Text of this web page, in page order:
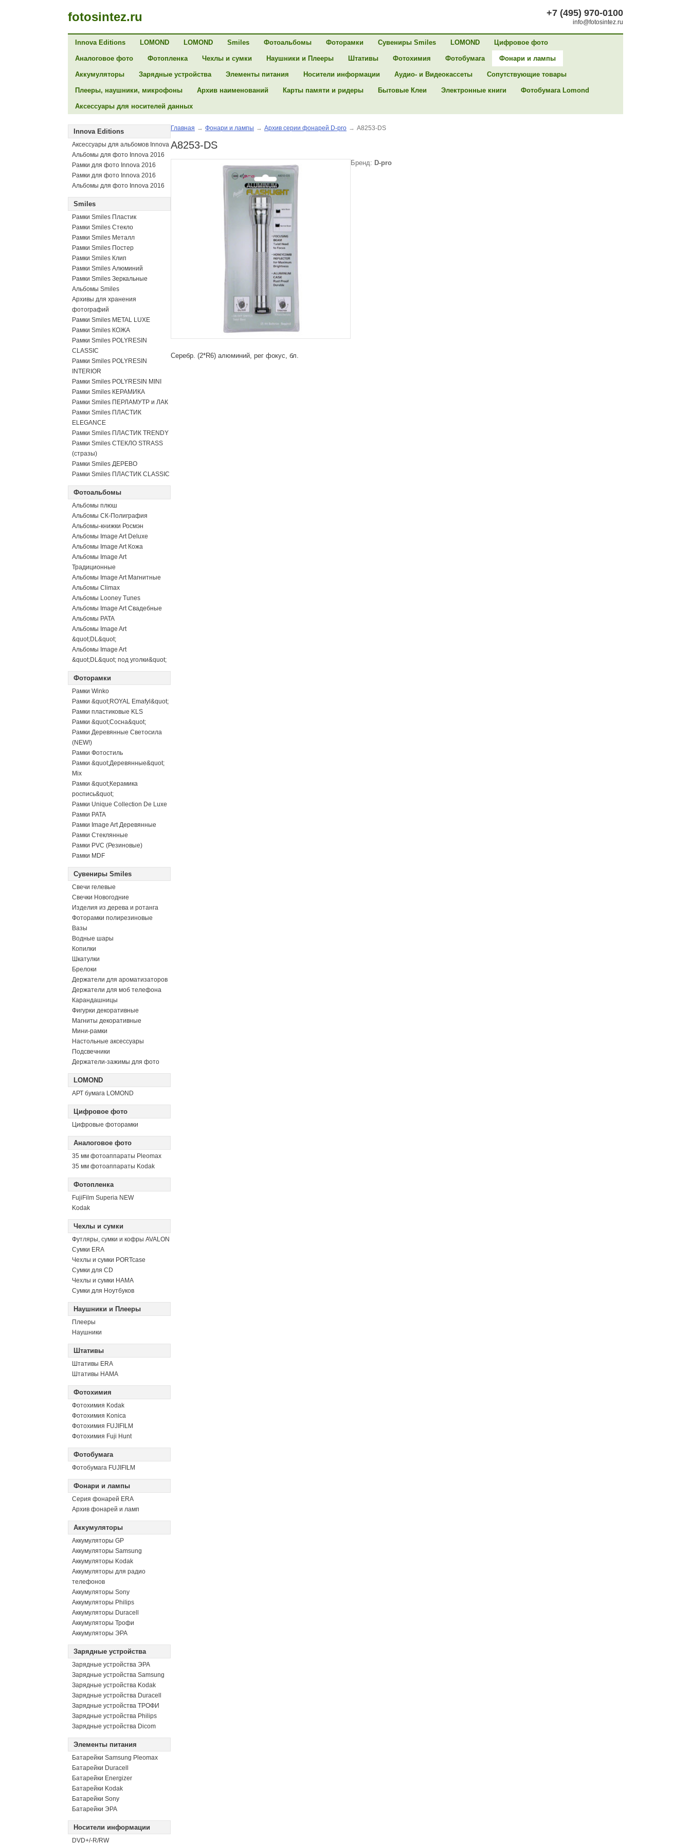
fotosintez.ru +7 (495) 970-0100
info@fotosintez.ru
Innova Editions LOMOND LOMOND Smiles Фотоальбомы Фоторамки Сувениры Smiles LOMOND Цифровое фото
Аналоговое фото Фотопленка Чехлы и сумки Наушники и Плееры Штативы Фотохимия Фотобумага Фонари и лампы
Аккумуляторы Зарядные устройства Элементы питания Носители информации Аудио- и Видеокассеты Сопутствующие товары
Плееры, наушники, микрофоны Архив наименований Карты памяти и ридеры Бытовые Клеи Электронные книги Фотобумага Lomond
Аксессуары для носителей данных
Innova Editions
Аксессуары для альбомов Innova
Альбомы для фото Innova 2016
Рамки для фото Innova 2016
Рамки для фото Innova 2016
Альбомы для фото Innova 2016
Smiles
Рамки Smiles Пластик
Рамки Smiles Стекло
Рамки Smiles Металл
Рамки Smiles Постер
Рамки Smiles Клип
Рамки Smiles Алюминий
Рамки Smiles Зеркальные
Альбомы Smiles
Архивы для хранения
фотографий
Рамки Smiles METAL LUXE
Рамки Smiles КОЖА
Рамки Smiles POLYRESIN
CLASSIC
Рамки Smiles POLYRESIN
INTERIOR
Рамки Smiles POLYRESIN MINI
Рамки Smiles КЕРАМИКА
Рамки Smiles ПЕРЛАМУТР и ЛАК
Рамки Smiles ПЛАСТИК
ELEGANCE
Рамки Smiles ПЛАСТИК TRENDY
Рамки Smiles СТЕКЛО STRASS
(стразы)
Рамки Smiles ДЕРЕВО
Рамки Smiles ПЛАСТИК CLASSIC
Фотоальбомы
Альбомы плюш
Альбомы СК-Полиграфия
Альбомы-книжки Росмэн
Альбомы Image Art Deluxe
Альбомы Image Art Кожа
Альбомы Image Art
Традиционные
Альбомы Image Art Магнитные
Альбомы Climax
Альбомы Looney Tunes
Альбомы Image Art Свадебные
Альбомы PATA
Альбомы Image Art
&quot;DL&quot;
Альбомы Image Art
&quot;DL&quot; под уголки&quot;
Фоторамки
Рамки Winko
Рамки &quot;ROYAL Emafyl&quot;
Рамки пластиковые KLS
Рамки &quot;Сосна&quot;
Рамки Деревянные Светосила
(NEW!)
Рамки Фотостиль
Рамки &quot;Деревянные&quot;
Mix
Рамки &quot;Керамика
роспись&quot;
Рамки Unique Collection De Luxe
Рамки PATA
Рамки Image Art Деревянные
Рамки Стеклянные
Рамки PVC (Резиновые)
Рамки MDF
Сувениры Smiles
Свечи гелевые
Свечки Новогодние
Изделия из дерева и ротанга
Фоторамки полирезиновые
Вазы
Водные шары
Копилки
Шкатулки
Брелоки
Держатели для ароматизаторов
Держатели для моб телефона
Карандашницы
Фигурки декоративные
Магниты декоративные
Мини-рамки
Настольные аксессуары
Подсвечники
Держатели-зажимы для фото
LOMOND
АРТ бумага LOMOND
Цифровое фото
Цифровые фоторамки
Аналоговое фото
35 мм фотоаппараты Pleomax
35 мм фотоаппараты Kodak
Фотопленка
FujiFilm Superia NEW
Kodak
Чехлы и сумки
Футляры, сумки и кофры AVALON
Сумки ERA
Чехлы и сумки PORTcase
Сумки для CD
Чехлы и сумки HAMA
Сумки для Ноутбуков
Наушники и Плееры
Плееры
Наушники
Штативы
Штативы ERA
Штативы HAMA
Фотохимия
Фотохимия Kodak
Фотохимия Konica
Фотохимия FUJIFILM
Фотохимия Fuji Hunt
Фотобумага
Фотобумага FUJIFILM
Фонари и лампы
Серия фонарей ERA
Архив фонарей и ламп
Аккумуляторы
Аккумуляторы GP
Аккумуляторы Samsung
Аккумуляторы Kodak
Аккумуляторы для радио
телефонов
Аккумуляторы Sony
Аккумуляторы Philips
Аккумуляторы Duracell
Аккумуляторы Трофи
Аккумуляторы ЭРА
Зарядные устройства
Зарядные устройства ЭРА
Зарядные устройства Samsung
Зарядные устройства Kodak
Зарядные устройства Duracell
Зарядные устройства ТРОФИ
Зарядные устройства Philips
Зарядные устройства Dicom
Элементы питания
Батарейки Samsung Pleomax
Батарейки Duracell
Батарейки Energizer
Батарейки Kodak
Батарейки Sony
Батарейки ЭРА
Носители информации
DVD+/-R/RW
Главная → Фонари и лампы → Архив серии фонарей D-pro → A8253-DS
A8253-DS
Бренд: D-pro
Серебр. (2*R6) алюминий, рег фокус, бл.